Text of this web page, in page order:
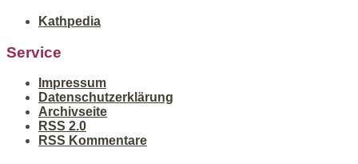
Kathpedia
Service
Impressum
Datenschutzerklärung
Archivseite
RSS 2.0
RSS Kommentare